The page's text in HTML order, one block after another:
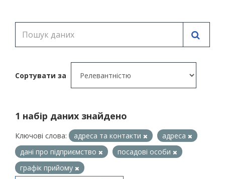
Сортувати за
1 набір даних знайдено
Ключові слова: адреса та контакти
адреса
дані про підприємство
посадові особи
графік прийому